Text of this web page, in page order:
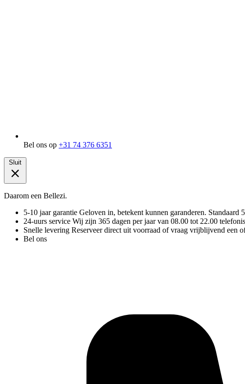
Bel ons op +31 74 376 6351
Sluit
Daarom een Bellezi.
5-10 jaar garantie Geloven in, betekent kunnen garanderen. Standaard
24-uurs service Wij zijn 365 dagen per jaar van 08.00 tot 22.00
Snelle levering Reserveer direct uit voorraad of vraag vrijblijvend een
Bel ons